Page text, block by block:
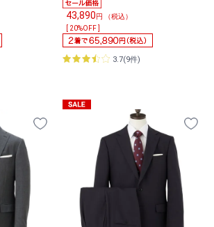
43,890円 （税込）
[ 20%OFF ]
3.7(9件)